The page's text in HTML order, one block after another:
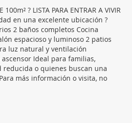
100m² ? LISTA PARA ENTRAR A VIVIR
en una excelente ubicación ?
2 baños completos Cocina
espacioso y luminoso 2 patios
luz natural y ventilación
Ideal para familias,
reducida o quienes buscan una
más información o visita, no